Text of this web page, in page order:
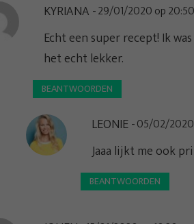
KYRIANA 29/01/2020 op 20:50
Echt een super recept! Ik
het echt lekker.
BEANTWOORDEN
LEONIE 05/02/2020
Jaaa lijkt me ook
BEANTWOORDEN